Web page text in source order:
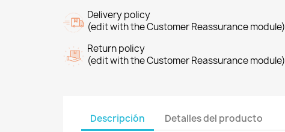
Delivery policy
(edit with the Customer Reassurance module)
Return policy
(edit with the Customer Reassurance module)
Descripción Detalles del producto